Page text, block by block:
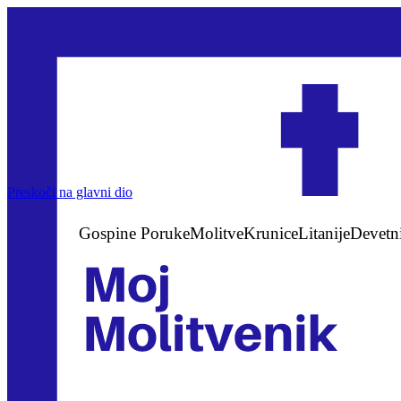
Preskoči na glavni dio
Gospine PorukeMolitveKruniceLitanije